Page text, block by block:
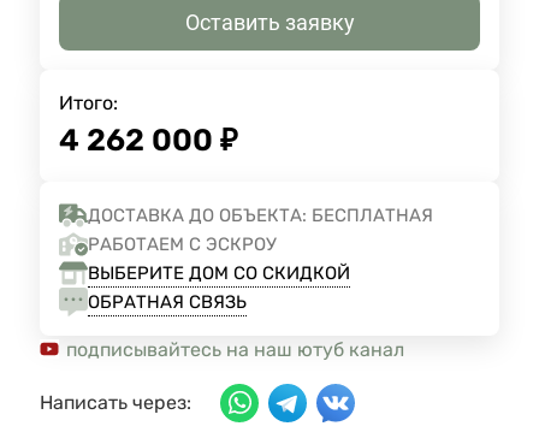
Оставить заявку
Итого:
4 262 000 ₽
ДОСТАВКА ДО ОБЪЕКТА: БЕСПЛАТНАЯ
РАБОТАЕМ С ЭСКРОУ
ВЫБЕРИТЕ ДОМ СО СКИДКОЙ
ОБРАТНАЯ СВЯЗЬ
подписывайтесь на наш ютуб канал
Написать через: